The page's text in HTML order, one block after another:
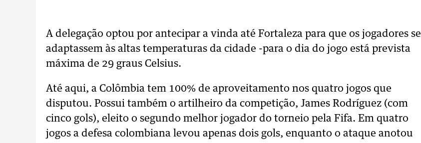
A delegação optou por antecipar a vinda até Fortaleza para que os jogadores se
adaptassem às altas temperaturas da cidade -para o dia do jogo está prevista
máxima de 29 graus Celsius.
Até aqui, a Colômbia tem 100% de aproveitamento nos quatro jogos que
disputou. Possui também o artilheiro da competição, James Rodríguez (com
cinco gols), eleito o segundo melhor jogador do torneio pela Fifa. Em quatro
jogos a defesa colombiana levou apenas dois gols, enquanto o ataque anotou